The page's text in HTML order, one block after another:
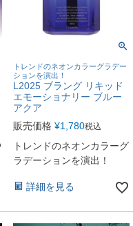
トレンドのネオンカラーグラデー
ションを演出！
L2025 ブラング リキッド
エモーショナリー ブルー
アクア
販売価格 ¥1,780税込
トレンドのネオンカラーグ
ラデーションを演出！
詳細を見る